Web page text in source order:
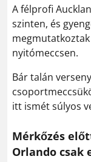
A félprofi
szinten, és
nyitómeccsen.
Bár talán
itt ismét súlyos
Mérkőzés
Orlando csak